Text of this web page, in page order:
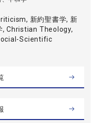
新約聖書学, 新
, Christian Theology,
Scientific